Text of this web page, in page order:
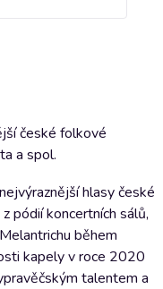
české folkové
a spol.
hlasy české
pódií koncertních sálů,
během
kapely v roce 2020
talentem a